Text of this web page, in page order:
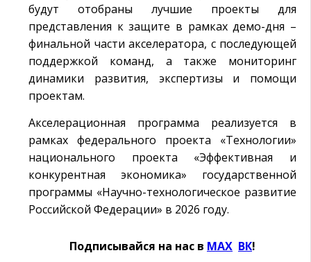
будут отобраны лучшие проекты для
представления к защите в рамках демо-дня –
финальной части акселератора, с последующей
поддержкой команд, а также мониторинг
динамики развития, экспертизы и помощи
проектам.
Акселерационная программа реализуется в
рамках федерального проекта «Технологии»
национального проекта «Эффективная и
конкурентная экономика» государственной
программы «Научно-технологическое развитие
Российской Федерации» в 2026 году.
Подписывайся на нас в MAX ВК!